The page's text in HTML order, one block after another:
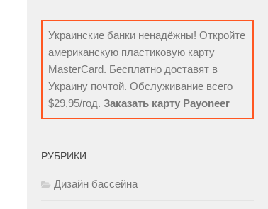
Украинские банки ненадёжны! Откройте
американскую пластиковую карту
MasterCard. Бесплатно доставят в
Украину почтой. Обслуживание всего
$29,95/год. Заказать карту Payoneer
РУБРИКИ
Дизайн бассейна